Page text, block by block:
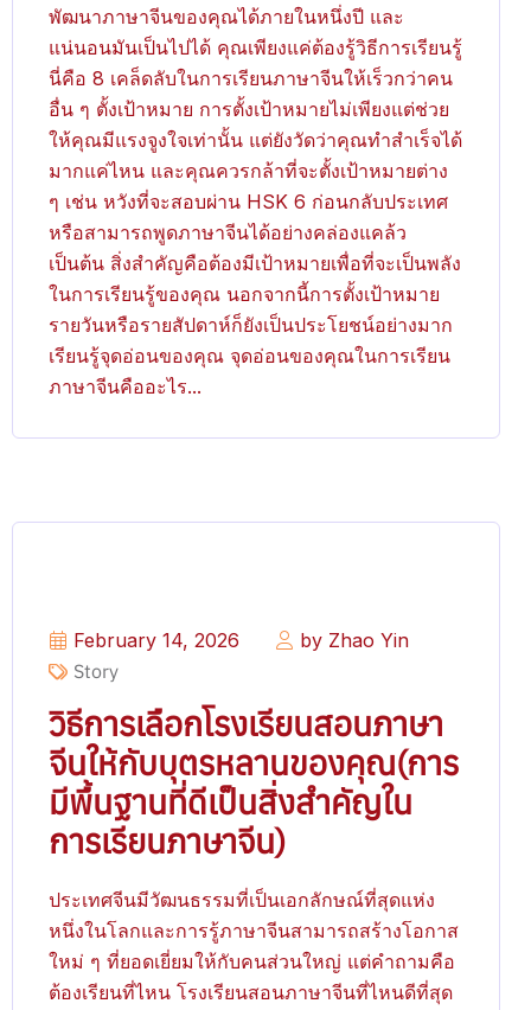
พัฒนาภาษาจีนของคุณได้ภายในหนึ่งปี และ
แน่นอนมันเป็นไปได้ คุณเพียงแค่ต้องรู้วิธีการเรียนรู้
นี่คือ 8 เคล็ดลับในการเรียนภาษาจีนให้เร็วกว่าคน
อื่น ๆ ตั้งเป้าหมาย การตั้งเป้าหมายไม่เพียงแต่ช่วย
ให้คุณมีแรงจูงใจเท่านั้น แต่ยังวัดว่าคุณทำสำเร็จได้
มากแค่ไหน และคุณควรกล้าที่จะตั้งเป้าหมายต่าง
ๆ เช่น หวังที่จะสอบผ่าน HSK 6 ก่อนกลับประเทศ
หรือสามารถพูดภาษาจีนได้อย่างคล่องแคล้ว
เป็นต้น สิ่งสำคัญคือต้องมีเป้าหมายเพื่อที่จะเป็นพลัง
ในการเรียนรู้ของคุณ นอกจากนี้การตั้งเป้าหมาย
รายวันหรือรายสัปดาห์ก็ยังเป็นประโยชน์อย่างมาก
เรียนรู้จุดอ่อนของคุณ จุดอ่อนของคุณในการเรียน
ภาษาจีนคืออะไร...
February 14, 2026
by Zhao Yin
Story
วิธีการเลือกโรงเรียนสอนภาษา
จีนให้กับบุตรหลานของคุณ(การ
มีพื้นฐานที่ดีเป็นสิ่งสำคัญใน
การเรียนภาษาจีน)
ประเทศจีนมีวัฒนธรรมที่เป็นเอกลักษณ์ที่สุดแห่ง
หนึ่งในโลกและการรู้ภาษาจีนสามารถสร้างโอกาส
ใหม่ ๆ ที่ยอดเยี่ยมให้กับคนส่วนใหญ่ แต่คำถามคือ
ต้องเรียนที่ไหน โรงเรียนสอนภาษาจีนที่ไหนดีที่สุด